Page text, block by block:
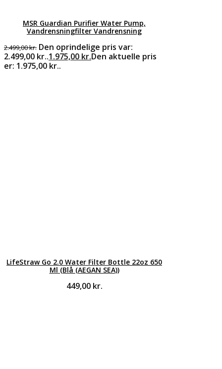
MSR Guardian Purifier Water Pump,
Vandrensningfilter Vandrensning
2.499,00kr. Den oprindelige pris var:
2.499,00 kr..1.975,00 kr.Den aktuelle pris
er: 1.975,00 kr..
LifeStraw Go 2.0 Water Filter Bottle 22oz 650
Ml (Blå (AEGAN SEA))
449,00 kr.